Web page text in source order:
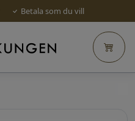
Betala som du vill